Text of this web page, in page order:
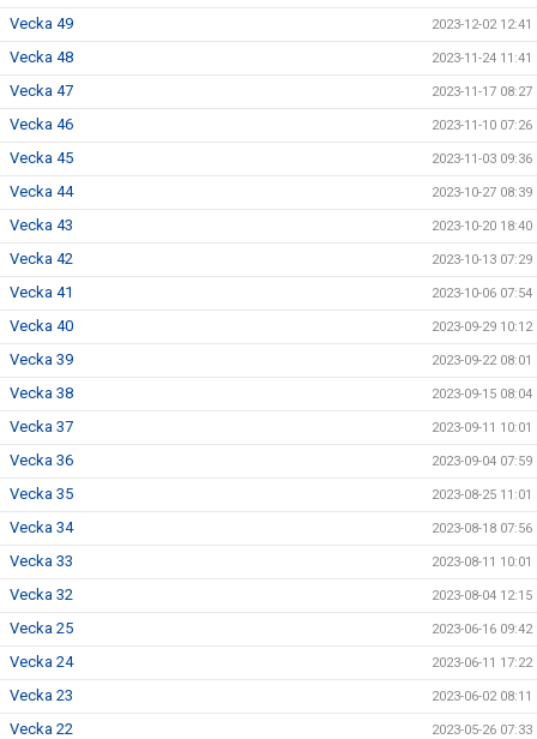
Vecka 49 2023-12-02 12:41
Vecka 48 2023-11-24 11:41
Vecka 47 2023-11-17 08:27
Vecka 46 2023-11-10 07:26
Vecka 45 2023-11-03 09:36
Vecka 44 2023-10-27 08:39
Vecka 43 2023-10-20 18:40
Vecka 42 2023-10-13 07:29
Vecka 41 2023-10-06 07:54
Vecka 40 2023-09-29 10:12
Vecka 39 2023-09-22 08:01
Vecka 38 2023-09-15 08:04
Vecka 37 2023-09-11 10:01
Vecka 36 2023-09-04 07:59
Vecka 35 2023-08-25 11:01
Vecka 34 2023-08-18 07:56
Vecka 33 2023-08-11 10:01
Vecka 32 2023-08-04 12:15
Vecka 25 2023-06-16 09:42
Vecka 24 2023-06-11 17:22
Vecka 23 2023-06-02 08:11
Vecka 22 2023-05-26 07:33